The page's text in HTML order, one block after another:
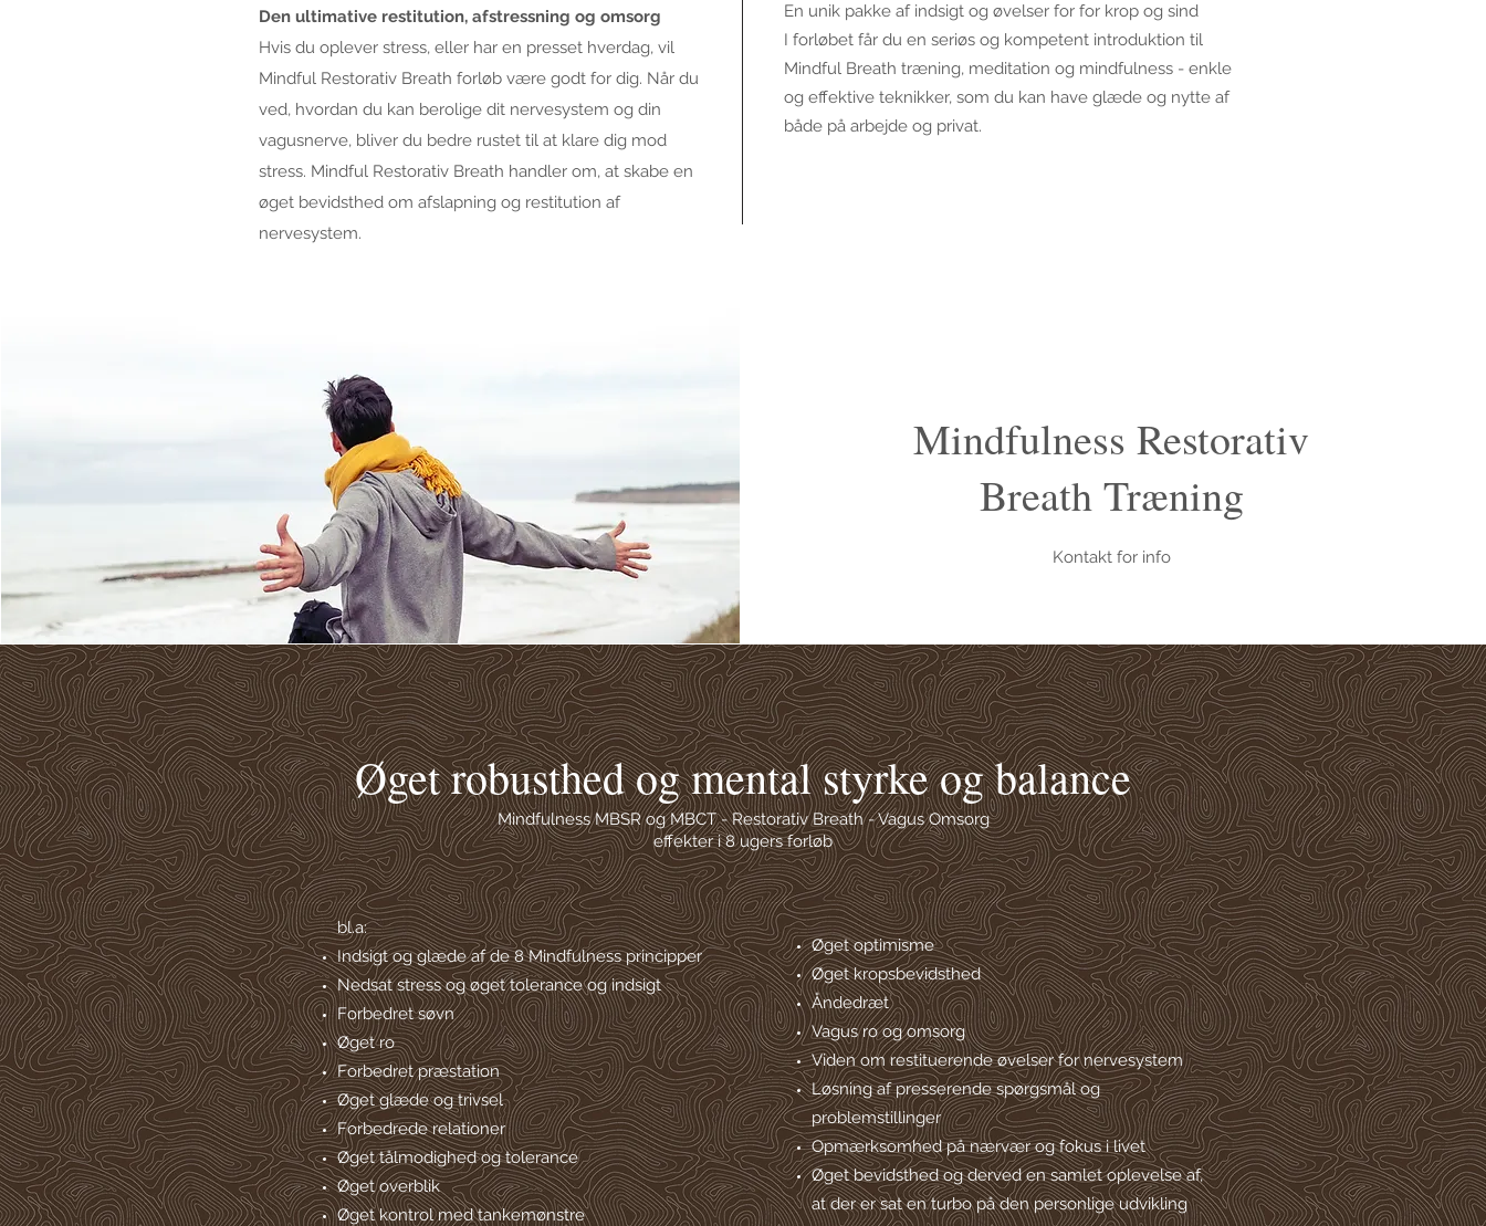
Den ultimative restitution, afstressning og omsorg
Hvis du oplever stress, eller har en presset hverdag, vil
Mindful Restorativ Breath forløb være godt for dig. Når du
ved, hvordan du kan berolige dit nervesystem og din
vagusnerve, bliver du bedre rustet til at klare dig mod
stress. Mindful Restorativ Breath handler om, at skabe en
øget bevidsthed om afslapning og restitution af
nervesystem.
En unik pakke af indsigt og øvelser for for krop og sind
I forløbet får du en seriøs og kompetent introduktion til
Mindful Breath træning, meditation og mindfulness - enkle
og effektive teknikker, som du kan have glæde og nytte af
både på arbejde og privat.
Mindfulness Restorativ
Breath Træning
Kontakt for info
Øget robusthed og mental styrke og balance
Mindfulness MBSR og MBCT - Restorativ Breath - Vagus Omsorg
effekter i 8 ugers forløb
bl.a:
Indsigt og glæde af de 8 Mindfulness principper
Nedsat stress og øget tolerance og indsigt
Forbedret søvn
Øget ro
Forbedret præstation
Øget glæde og trivsel
Forbedrede relationer
Øget tålmodighed og tolerance
Øget overblik
Øget kontrol med tankemønstre
Øget optimisme
Øget kropsbevidsthed
Åndedræt
Vagus ro og omsorg
Viden om restituerende øvelser for nervesystem
Løsning af presserende spørgsmål og
problemstillinger
Opmærksomhed på nærvær og fokus i livet
Øget bevidsthed og derved en samlet oplevelse af,
at der er sat en turbo på den personlige udvikling